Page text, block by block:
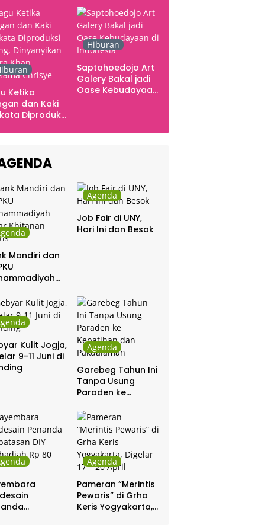
Ingatan dan Emosi
Ketika
dan Kaki
Diproduksi
Khan
Hiburan
Saptohoedojo Art
Galery Bakal jadi
Oase Kebudayaan
Mandiri dan
Agenda
Job Fair di UNY,
Hari Ini dan Besok
Kulit Jogja,
9-11 Juni di
Agenda
Garebeg Tahun Ini
Tanpa Usung
Paraden ke
Pakualaman
Agenda
Pameran “Merintis
Pewaris” di Grha
Keris Yogyakarta,